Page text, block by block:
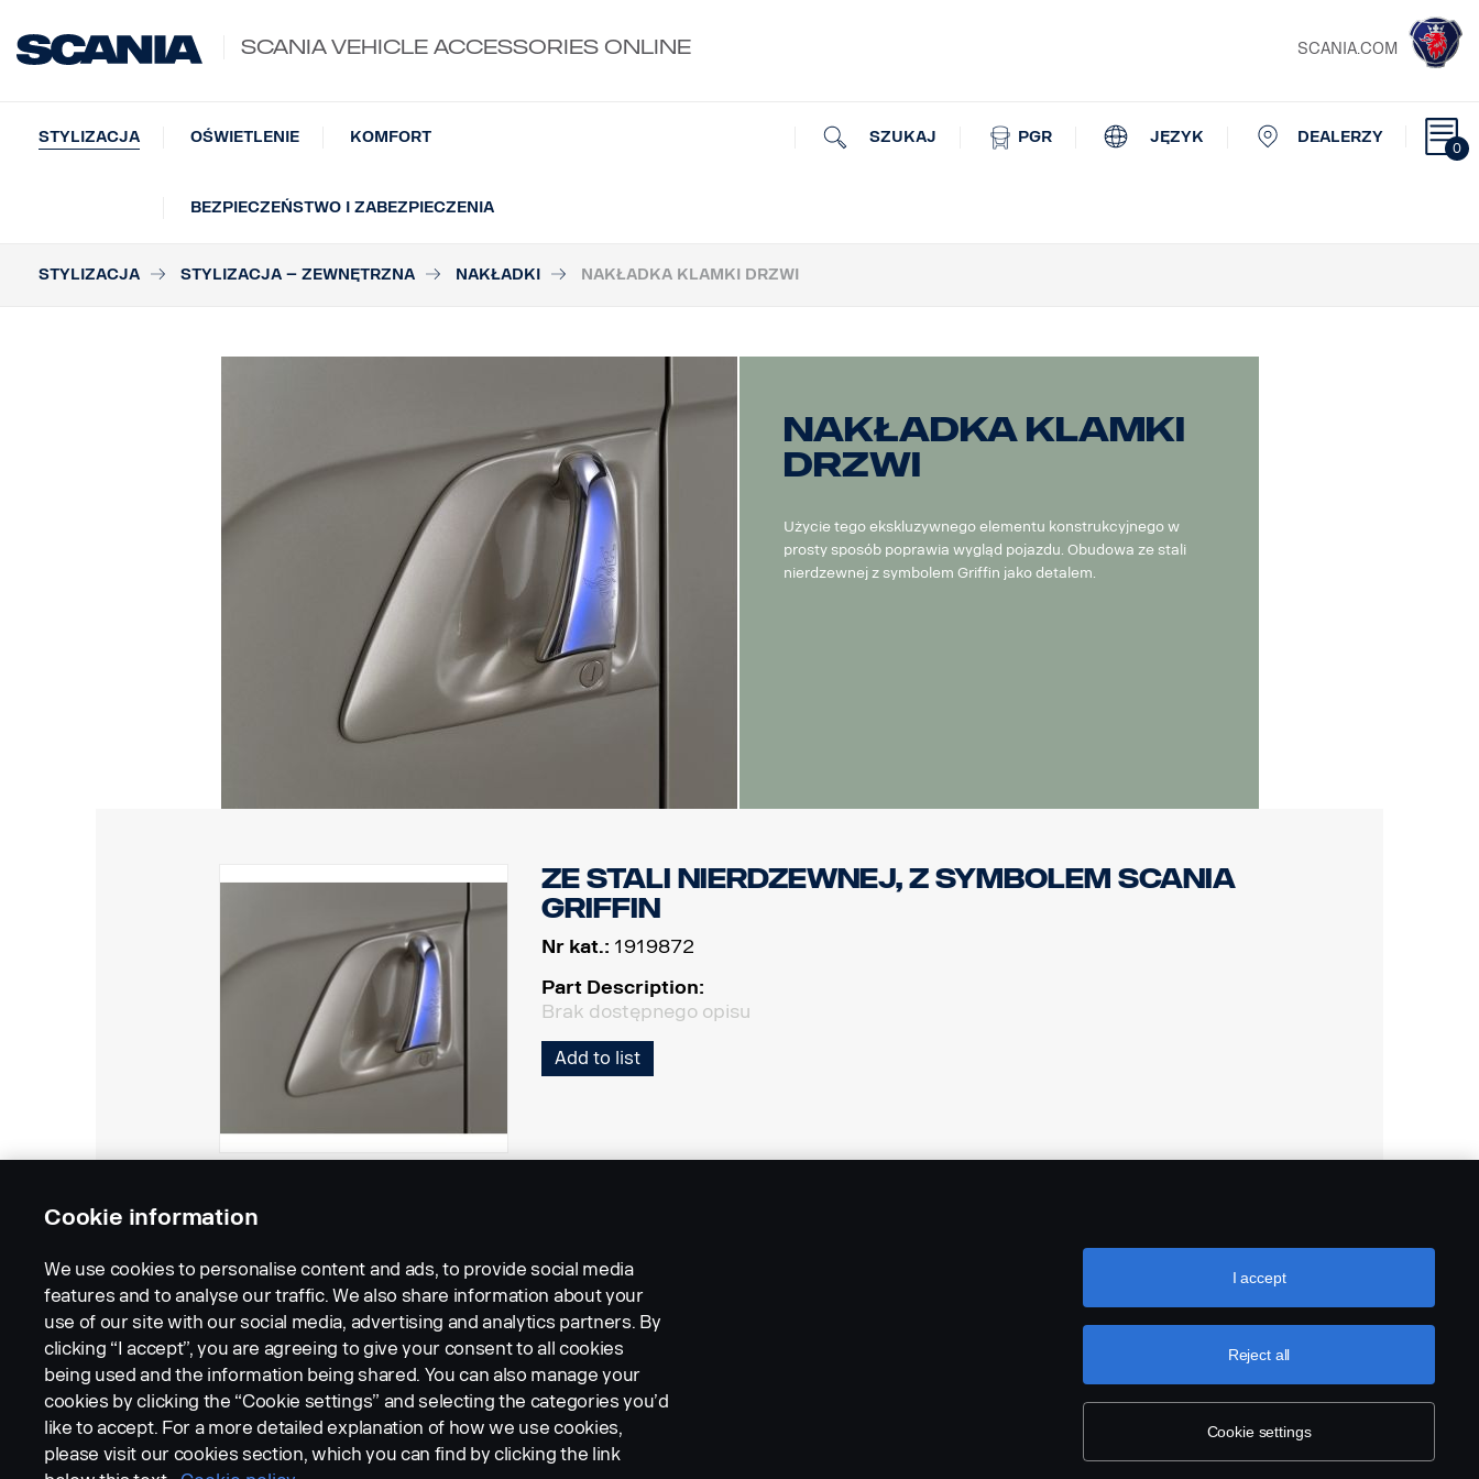
SCANIA VEHICLE ACCESSORIES ONLINE SCANIA.COM
0
SZUKAJ PGR JĘZYK DEALERZY
STYLIZACJA OŚWIETLENIE KOMFORT
BEZPIECZEŃSTWO I ZABEZPIECZENIA
STYLIZACJA STYLIZACJA – ZEWNĘTRZNA NAKŁADKI NAKŁADKA KLAMKI DRZWI
Nakładka klamki
drzwi
Użycie tego ekskluzywnego elementu konstrukcyjnego w
prosty sposób poprawia wygląd pojazdu. Obudowa ze stali
nierdzewnej z symbolem Griffin jako detalem.
Ze stali nierdzewnej, z symbolem Scania
Griffin
Nr kat.: 1919872
Part Description:
Brak dostępnego opisu
Add to list
LEGAL NOTICE COOKIES PRIVACY STATEMENT
Cookie information
We use cookies to personalise content and ads, to provide social media
features and to analyse our traffic. We also share information about your
use of our site with our social media, advertising and analytics partners. By
clicking “I accept”, you are agreeing to give your consent to all cookies
being used and the information being shared. You can also manage your
cookies by clicking the “Cookie settings” and selecting the categories you’d
like to accept. For a more detailed explanation of how we use cookies,
please visit our cookies section, which you can find by clicking the link
Cookie settings
Reject all
I accept